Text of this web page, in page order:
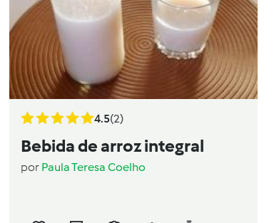
4.5(2)
Bebida de arroz integral
por Paula Teresa Coelho